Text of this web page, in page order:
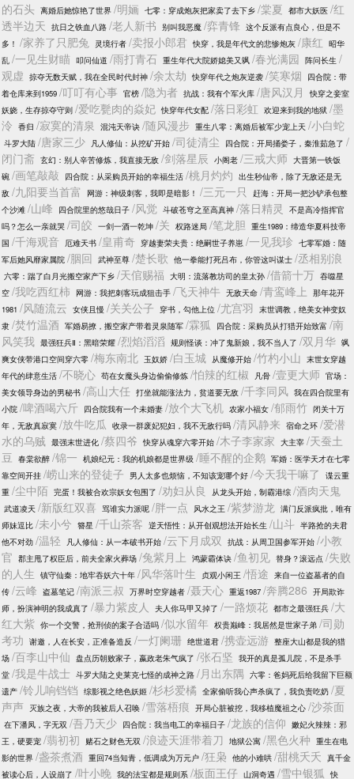
的石头 离婚后她惊艳了世界 /明婳 七零：穿成炮灰把家卖了去下乡 /棠夏 都市大妖医 /红
透半边天 抗日之铁血八路 /老人新书 别叫我恶魔 /弈青锋 这个反派有点良心，但是不
多！ /家养了只肥兔 灵境行者 /卖报小郎君 快穿，我是年代文的悲惨炮灰 /康红 昭华
乱 /一见生财瞄 叩问仙道 /雨打青石 重生年代大院娇媳美又飒 /春光满园 阵问长生 /
观虚 掠夺无数天赋，我在全民时代封神 /余太劫 快穿年代之炮灰逆袭 /笑寒烟
四合院：带
着仓库来到1959 /叮叮有心事 官榜 /隐为者 抗战：我有个军火库 /唐风汉月
快穿之妾室
妖娆，生存掠夺守则 /爱吃甏肉的焱妃 快穿年代女配 /落日彩虹 欢迎来到我的地狱 /墨
泠 香归 /寂寞的清泉 混沌天帝诀 /随风漫步 重生八零：离婚后被军少宠上天 /小白蛇
斗罗大陆 /唐家三少 凡人修仙：从挖矿开始 /司徒清尘 四合院：开局捅娄子，秦淮茹急了 /
闭门斋 玄幻：别人辛苦修炼，我直接无敌 /剑落星辰 小阁老 /三戒大师 大晋第一铁饭
碗 /画笔敲敲 四合院：从采购员开始的幸福生活 /桃月灼灼 出生秒仙帝，除了无敌还是无
敌 /九阳要当首富 网游：神级刺客，我即是暗影！ /三元一只
赶海：开局一把沙铲承包整
个沙滩 /山峰 四合院里的悠哉日子 /风觉 斗破苍穹之至高真神 /落日精灵
不是高冷指挥官
吗？怎么一亲就哭 /司皎 一剑一酒一乾坤 /关 权路迷局 /笔龙胆 重生1989：缔造华夏科技帝
国 /千海观音 厄难天书 /皇甫奇 穿越妻荣夫贵：绝嗣世子养崽 /一见我珍 七零军婚：随
军后她风靡家属院 /胭回 武神至尊 /楚长歌 他一拳能打死吕布，你管这叫谋士 /丞相别浪
六零：踹了白月光搬空家产下乡 /天倌赐福 大明：流落教坊司的皇太孙 /借箭十万 吞噬星
空 /我吃西红柿 网游：我把刺客玩成狙击手 /飞天神牛 无敌天命 /青鸾峰上
那年花开
1981 /风随流云 女侠且慢 /关关公子 穿书，勾他上位 /尤宫羽 末世调教，绝美女神变奴
隶 /焚竹温酒 军婚易撩，搬空家产带着灵泉随军 /霖狐 四合院：采购员从打猎开始致富 /南
风笑我 最强狂兵Ⅱ：黑暗荣耀 /烈焰滔滔 规则怪谈：冲了鬼新娘，我不当人了 /双月华 飒
爽女侠带港口空间穿六零 /梅东南北 玉奴娇 /白玉城 从魔修开始 /竹杓小山 末世女穿越
年代的肆意生活 /不晓心 苟在女魔头身边偷偷修炼 /怕辣的红椒 凡骨 /壹更大师 官场：
美女领导身边的男秘书 /高山大任 打坐就能涨法力，贫道要无敌 /千李同风 我在四合院里有
小院 /啤酒喝六斤 四合院我有一个未婚妻 /放个大飞机 农家小福女 /郁雨竹 闭关十万
年，无敌真寂寞 /放牛吃瓜 收录一群废妃犯妇，我不无敌行吗 /清风静来 宿命之环 /爱潜
水的乌贼 最强末世进化 /蔡四爷 快穿从魂穿六零开始 /木子李家家 大主宰 /天蚕土
豆 春棠欲醉 /锦一 机娘纪元：我的机娘都是世界级 /睡不醒的企鹅 军婚：医学天才在七零
靠空间开挂 /崂山来的登徒子 男人太多也烦恼，不知该宠哪个好 /今天我干嘛了
谍云重
重 /尘中陌 完蛋！我被合欢宗妖女包围了 /劝妇从良 从龙头开始，制霸港综 /酒肉天鬼
武道凌天 /新版红双喜 骂谁实力派呢 /胖一点 风水之王 /紫梦游龙 满门反派疯批，唯有
师妹逗比 /未小兮 簪星 /千山茶客 逆天悟性：从开创观想法开始长生 /山斗 半路抢的夫君
他不对劲 /温轻 凡人修仙：从一本破书开始 /云下月成双 抗战：从周卫国参军开始 /小教
官 郡主甩了权臣后，前夫全家火葬场 /兔紫月上 鸿蒙霸体诀 /鱼初见 替身？滚远点 /失败
的人生 镇守仙秦：地牢吞妖六十年 /风华落叶生 贞观小闲王 /悟途 来自一位盗墓者的自
传 /云峰 盗墓笔记 /南派三叔 万界时空穿越者 /聂天心 重返1987 /奔腾286 开局欺诈
师，扮演神明的我成真了 /暴力紫皮人 夫人你马甲又掉了 /一路烦花 都市之最强狂兵 /大
红大紫 你一个交警，抢刑侦的案子合适吗 /似水留年 权贵巅峰：我居然是世家子弟 /司勋
考功 谢邀，人在长安，正准备造反 /一灯阑珊 绝世道君 /携壶远游 整座大山都是我的猎
场 /百李山中仙 盘点历朝败家子，嬴政老朱气疯了 /张石坚 我开的真是孤儿院，不是杀手
堂 /我是牛战士 斗罗大陆之史莱克七怪的成神之路 /月出东隅 六零：爸妈死后给我留下巨额
遗产 /铃儿响铛铛 综影视之绝色妖姬 /杉杉爱橘 全家偷听我心声杀疯了，我负责吃奶 /夏
声声 灭族之夜，大帝的我被后人召唤 /雪落梧痕 开局心脏被挖，我移植魔祖之心 /沙茶面
在下潘凤，字无双 /吾乃天少 四合院：我当电工的幸福日子 /龙族的信仰 嫩妃火辣辣：邪
王，硬要宠 /翡初初 赌石之财色无双 /浪迹天涯带着刀 地狱公寓 /黑色火种 重生在电
影的世界 /盏茶煮酒 重回74当知青，低调成为万元户 /狂枭 他的小难哄 /甜桃夭夭 真千金
被读心后，人设崩了 /叶小晚 我的法宝都是规则系 /板面王仔 山洞奇遇 /雪中银狐 快